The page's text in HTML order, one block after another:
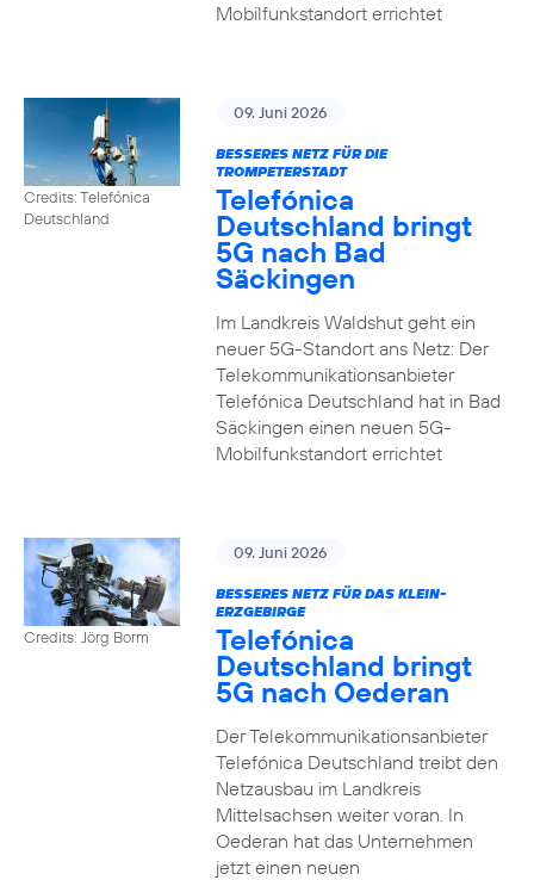
Mobilfunkstandort errichtet
Credits: Telefónica
Deutschland
09. Juni 2026
BESSERES NETZ FÜR DIE
TROMPETERSTADT
Telefónica
Deutschland bringt
5G nach Bad
Säckingen
Im Landkreis Waldshut geht ein
neuer 5G-Standort ans Netz: Der
Telekommunikationsanbieter
Telefónica Deutschland hat in Bad
Säckingen einen neuen 5G-
Mobilfunkstandort errichtet
Credits: Jörg Borm
09. Juni 2026
BESSERES NETZ FÜR DAS KLEIN-
ERZGEBIRGE
Telefónica
Deutschland bringt
5G nach Oederan
Der Telekommunikationsanbieter
Telefónica Deutschland treibt den
Netzausbau im Landkreis
Mittelsachsen weiter voran. In
Oederan hat das Unternehmen
jetzt einen neuen